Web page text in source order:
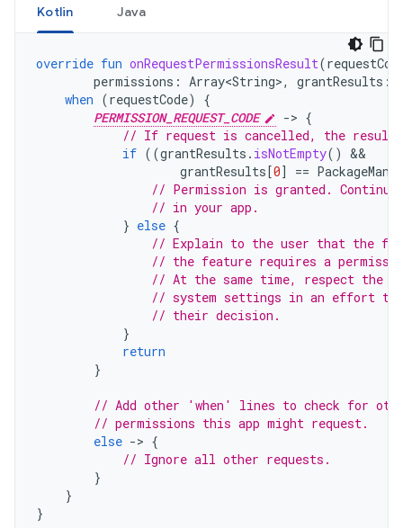
Kotlin Java
override fun onRequestPermissionsResult(
permissions : Array<String>, grantResults :
when (requestCode)
{
PERMISSION_REQUEST_CODE
-> {
// If request is cancelled, the result
if ((grantResults . isNotEmpty()
grantResults [0] ==
// Permission is granted.
// in your app.
} else {
// Explain to the user that the
// the feature requires a
// At the same time, respect the
// system settings in an effort to
// their decision.
}
return
}
// Add other 'when' lines to check for
// permissions this app might request.
else -> {
// Ignore all other requests.
}
}
}